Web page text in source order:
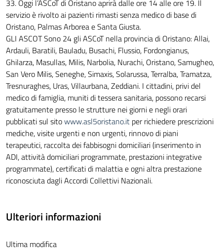
33. Oggi l’ASCoT di Oristano aprirà dalle ore 14 alle ore 19. Il
servizio è rivolto ai pazienti rimasti senza medico di base di
Oristano, Palmas Arborea e Santa Giusta.
GLI ASCOT Sono 24 gli ASCoT nella provincia di Oristano: Allai,
Ardauli, Baratili, Bauladu, Busachi, Flussio, Fordongianus,
Ghilarza, Masullas, Milis, Narbolia, Nurachi, Oristano, Samugheo,
San Vero Milis, Seneghe, Simaxis, Solarussa, Terralba, Tramatza,
Tresnuraghes, Uras, Villaurbana, Zeddiani. I cittadini, privi del
medico di famiglia, muniti di tessera sanitaria, possono recarsi
gratuitamente presso le strutture nei giorni e negli orari
pubblicati sul sitowww.asl5oristano.it per richiedere prescrizioni
mediche, visite urgenti e non urgenti, rinnovo di piani
terapeutici, raccolta dei fabbisogni domiciliari (inserimento in
ADI, attività domiciliari programmate, prestazioni integrative
programmate), certificati di malattia e ogni altra prestazione
riconosciuta dagli Accordi Collettivi Nazionali.
Ulteriori informazioni
Ultima modifica